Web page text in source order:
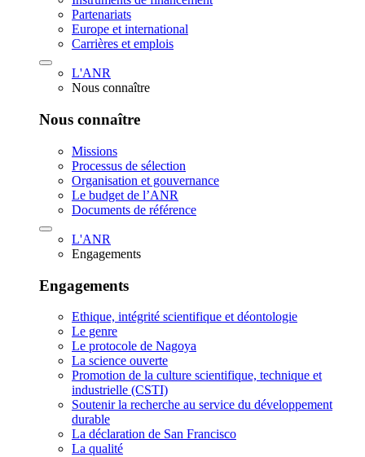
Partenariats
Europe et international
Carrières et emplois
L'ANR
Nous connaître
Nous connaître
Missions
Processus de sélection
Organisation et gouvernance
Le budget de l’ANR
Documents de référence
L'ANR
Engagements
Engagements
Ethique, intégrité scientifique et déontologie
Le genre
Le protocole de Nagoya
La science ouverte
Promotion de la culture scientifique, technique et
industrielle (CSTI)
Soutenir la recherche au service du développement
durable
La déclaration de San Francisco
La qualité